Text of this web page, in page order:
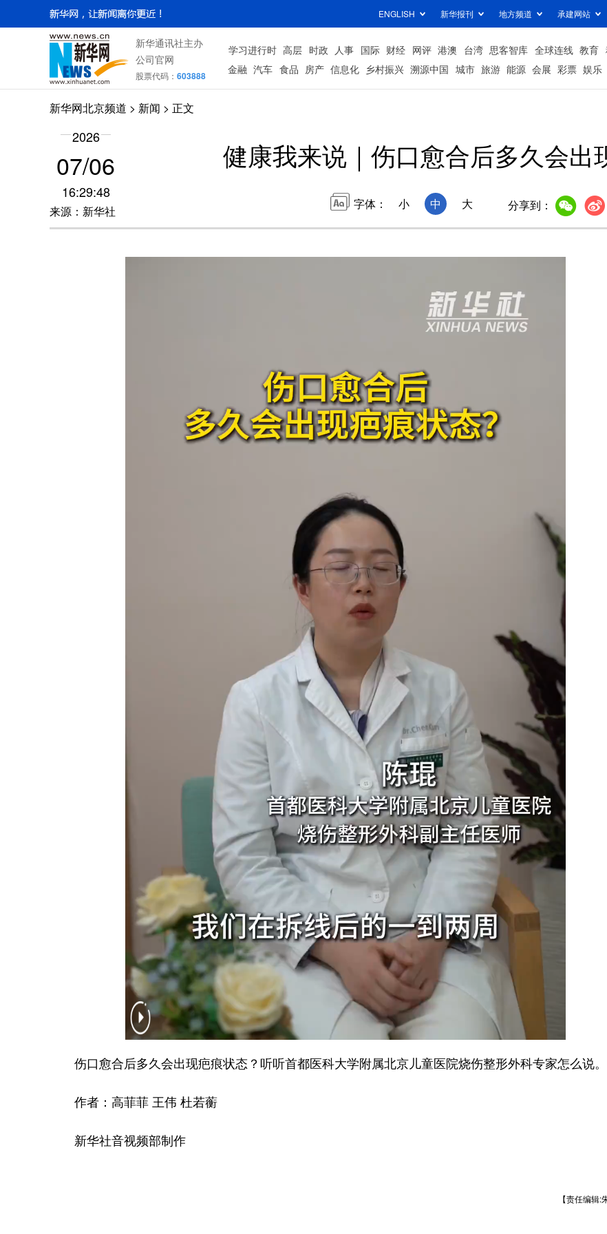
ENGLISH 新华报刊 地方频道 承建网站
新华通讯社主办
公司官网
股票代码： 603888
学习进行时 高层 时政 人事 国际 财经 网评 港澳 台湾 思客智库 全球连线 教育
金融 汽车 食品 房产 信息化 乡村振兴 溯源中国 城市 旅游 能源 会展 彩票 娱乐
新华网北京频道 > 新闻 > 正文
2026
07/06
16:29:48
来源：新华社
健康我来说｜伤口愈合后多久会出
字体： 小 中 大 分享到：
伤口愈合后多久会出现疤痕状态？听听首都医科大学附属北京儿童医院烧伤整形外科专家怎么说。
作者：高菲菲 王伟 杜若蘅
新华社音视频部制作
【责任编辑: